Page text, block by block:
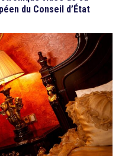
du Conseil d’État